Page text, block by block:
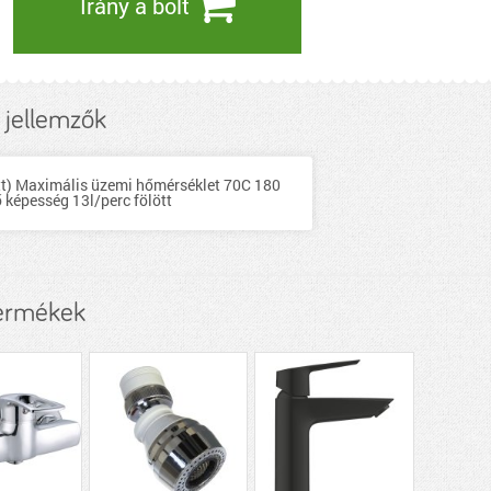
Maximális üzemi hőmérséklet 70C 180
képesség 13l/perc fölött